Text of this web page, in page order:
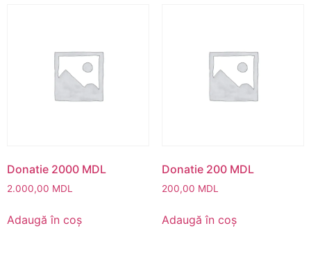
Donatie 2000 MDL
2.000,00 MDL
Adaugă în coș
Donatie 200 MDL
200,00 MDL
Adaugă în coș